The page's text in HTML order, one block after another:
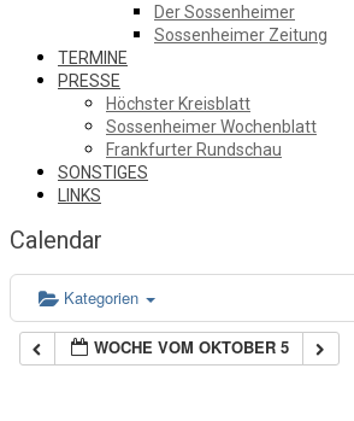
Der Sossenheimer
Sossenheimer Zeitung
TERMINE
PRESSE
Höchster Kreisblatt
Sossenheimer Wochenblatt
Frankfurter Rundschau
SONSTIGES
LINKS
Calendar
Kategorien
WOCHE VOM OKTOBER 5